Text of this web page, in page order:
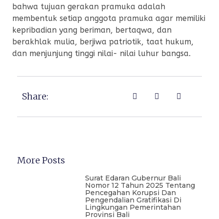
bahwa tujuan gerakan pramuka adalah
membentuk setiap anggota pramuka agar memiliki
kepribadian yang beriman, bertaqwa, dan
berakhlak mulia, berjiwa patriotik, taat hukum,
dan menjunjung tinggi nilai- nilai luhur bangsa.
Share:
More Posts
Surat Edaran Gubernur Bali
Nomor 12 Tahun 2025 Tentang
Pencegahan Korupsi Dan
Pengendalian Gratifikasi Di
Lingkungan Pemerintahan
Provinsi Bali